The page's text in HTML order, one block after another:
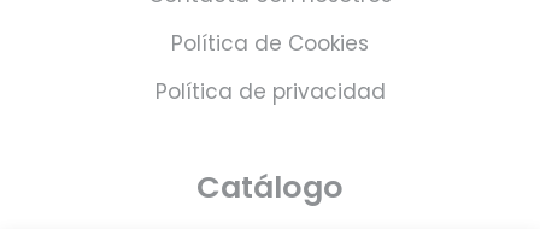
Política de Cookies
Política de privacidad
Catálogo